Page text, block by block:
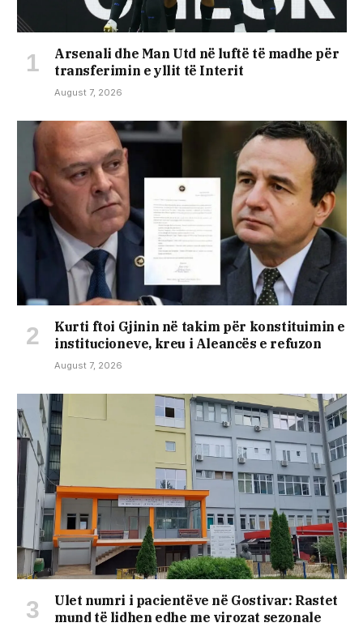
Arsenali dhe Man Utd në luftë të madhe për
transferimin e yllit të Interit
August 7, 2026
Kurti ftoi Gjinin në takim për konstituimin e
institucioneve, kreu i Aleancës e refuzon
August 7, 2026
Ulet numri i pacientëve në Gostivar: Rastet
mund të lidhen edhe me virozat sezonale